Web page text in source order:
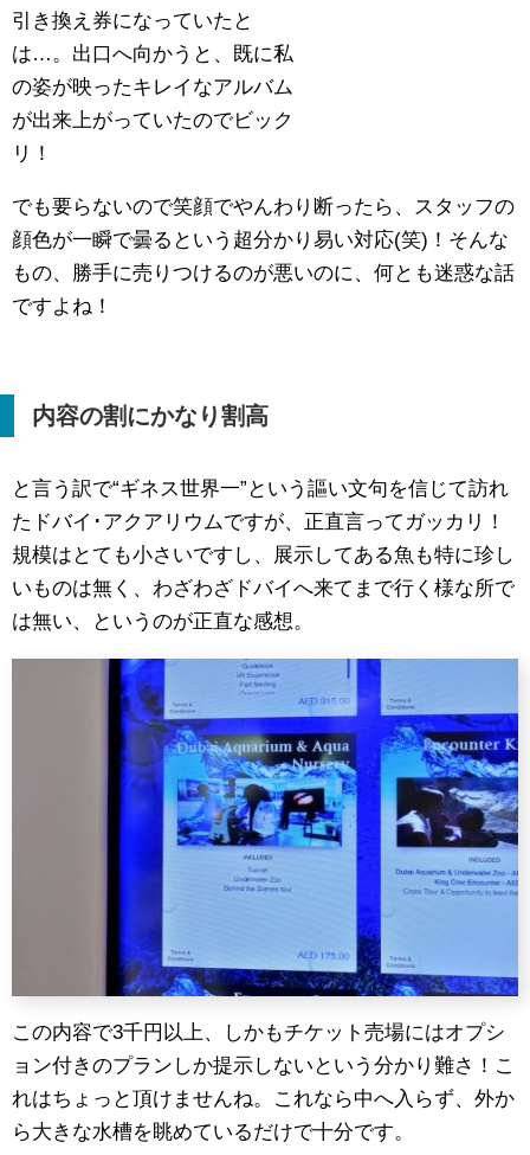
引き換え券になっていたと
は…。出口へ向かうと、既に私
の姿が映ったキレイなアルバム
が出来上がっていたのでビック
リ！
でも要らないので笑顔でやんわり断ったら、スタッフの
顔色が一瞬で曇るという超分かり易い対応(笑)！そんな
もの、勝手に売りつけるのが悪いのに、何とも迷惑な話
ですよね！
内容の割にかなり割高
と言う訳で“ギネス世界一”という謳い文句を信じて訪れ
たドバイ･アクアリウムですが、正直言ってガッカリ！
規模はとても小さいですし、展示してある魚も特に珍し
いものは無く、わざわざドバイへ来てまで行く様な所で
は無い、というのが正直な感想。
この内容で3千円以上、しかもチケット売場にはオプシ
ョン付きのプランしか提示しないという分かり難さ！こ
れはちょっと頂けませんね。これなら中へ入らず、外か
ら大きな水槽を眺めているだけで十分です。